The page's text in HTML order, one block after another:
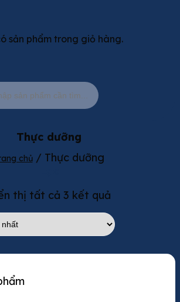
sản phẩm trong giỏ hàng.
Thực dưỡng
chủ / Thực dưỡng
thị tất cả 3 kết quả